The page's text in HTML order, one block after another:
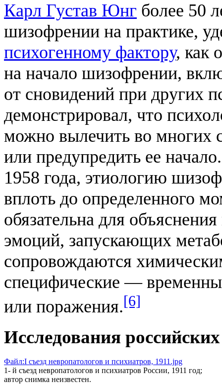
Карл Густав Юнг более 50
шизофрении на практике,
психогенному фактору, как
на начало шизофрении,
от сновидений при других
демонстрировал, что
можно вылечить во многих
или предупредить ее
1958 года, этиологию
вплоть до определенного
обязательна для
эмоций, запускающих
сопровождаются
специфические —
или поражения.[6]
Исследования
Файл:I cъезд невропатологов и психиатров, 1911.jpg
1- й съезд невропатологов и психиатров России, 1911 год;
автор снимка неизвестен.